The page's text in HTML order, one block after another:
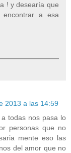
! y desearía que
encontrar a esa
2013 a las 14:59
todas nos pasa lo
personas que no
mente eso las
del amor que no